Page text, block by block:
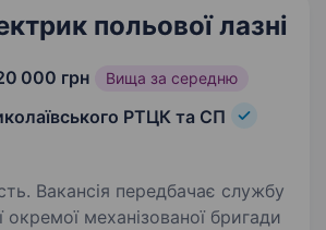
польової лазні
000 грн Вища за середню
РТЦК та СП
службу
окремої механізованої бригади